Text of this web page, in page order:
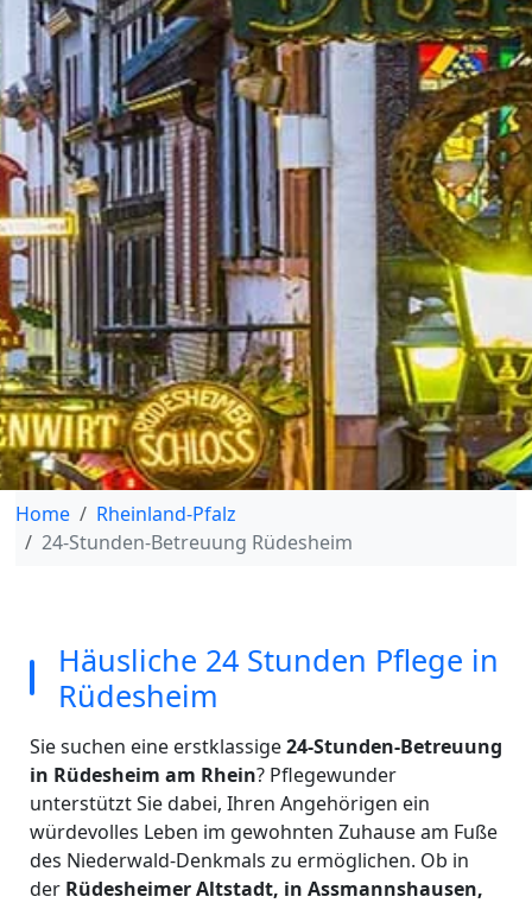
Home
Rheinland-Pfalz
24-Stunden-Betreuung Rüdesheim
Häusliche 24 Stunden Pflege in
Rüdesheim
Sie suchen eine erstklassige24-Stunden-Betreuung
in Rüdesheim am Rhein? Pflegewunder
unterstützt Sie dabei, Ihren Angehörigen ein
würdevolles Leben im gewohnten Zuhause am Fuße
des Niederwald-Denkmals zu ermöglichen. Ob in
der Rüdesheimer Altstadt, in Assmannshausen,